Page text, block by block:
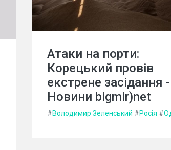
Атаки на порти:
Корецький провів
екстрене засідання -
Новини bigmir)net
#Володимир Зеленський #Росія #